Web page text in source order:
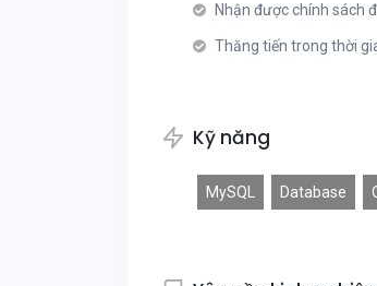
Nhận được chính sách
Thăng tiến trong thời
Kỹ năng
MySQL Database